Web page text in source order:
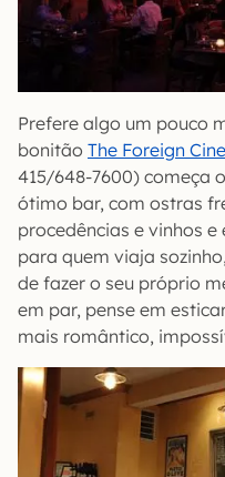
Prefere algo um pouco
bonitão The Foreign
415/648-7600) começa
ótimo bar, com ostras
procedências e vinhos
para quem viaja
de fazer o seu próprio
em par, pense em
mais romântico,